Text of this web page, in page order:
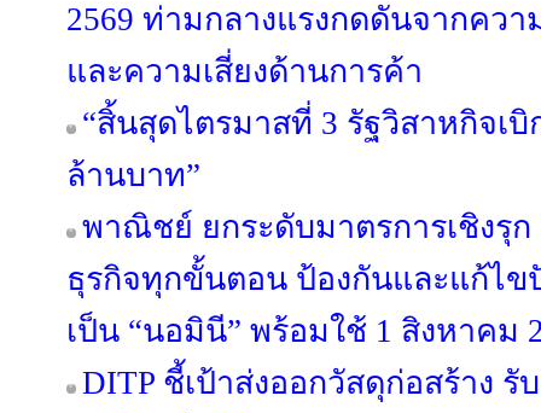
2569 ท่ามกลางแรงกดดันจากคว
และความเสี่ยงด้านการค้า
“สิ้นสุดไตรมาสที่ 3 รัฐวิสาหกิจเ
ล้านบาท”
พาณิชย์ ยกระดับมาตรการเชิงรุก
ธุรกิจทุกขั้นตอน ป้องกันและแก้ไ
เป็น “นอมินี” พร้อมใช้ 1 สิงหาคม
DITP ชี้เป้าส่งออกวัสดุก่อสร้าง